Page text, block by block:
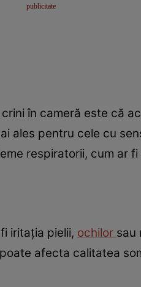
în cameră este că
ales pentru cele cu
respiratorii, cum ar fi
iritația pielii, ochilor sau
afecta calitatea